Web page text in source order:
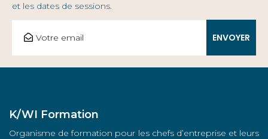
et les dates de sessions.
K/WI Formation
Organisme de formation pour les chefs d’entreprise et leurs